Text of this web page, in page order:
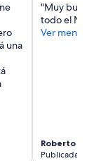
una
"Muy
todo el
Ver menos
Roberto
Publicada